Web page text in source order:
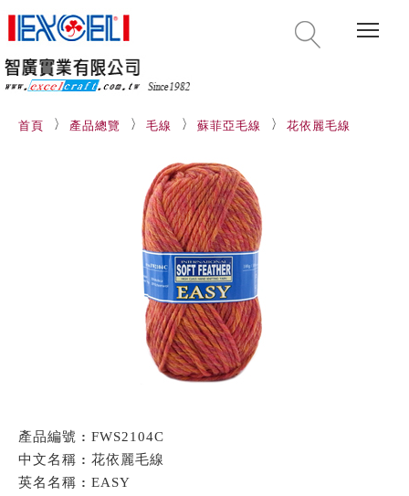
首頁 產品總覽 毛線 蘇菲亞毛線 花依麗毛線
產品編號 : FWS2104C
中文名稱 : 花依麗毛線
英名名稱 : EASY